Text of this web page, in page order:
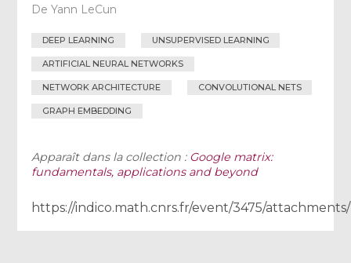
DeYann LeCun
DEEP LEARNING UNSUPERVISED LEARNING
ARTIFICIAL NEURAL NETWORKS
NETWORK ARCHITECTURE CONVOLUTIONAL NETS
GRAPH EMBEDDING
Apparaît dans la collection : Google matrix:
fundamentals, applications and beyond
https://indico.math.cnrs.fr/event/3475/